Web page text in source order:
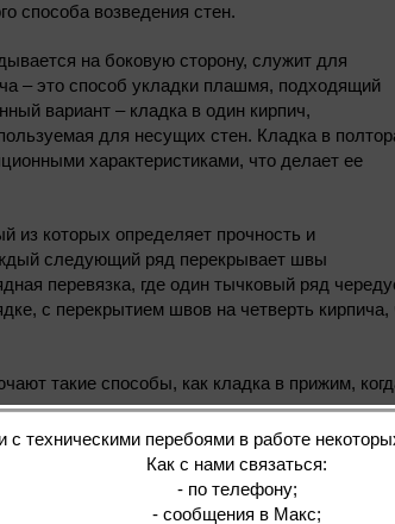
способа возведения стен.
на боковую сторону, служит для
– это способ укладки плашмя, подходящий
вариант – кладка в один кирпич,
для несущих стен. Кладка в
характеристиками, что делает ее
из которых определяет прочность и
следующий ряд перекрывает швы
перевязка, где один тычковый ряд
с перекрытием швов на четверть
такие способы, как кладка в прижим,
нанесение раствора на постель
методов, улучшая качество и
с техническими перебоями в работе
Как с нами связаться:
- по телефону;
- сообщения в Макс;